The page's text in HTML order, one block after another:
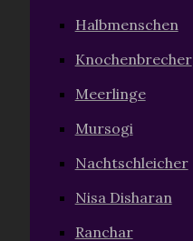
Halbmenschen
Knochenbrecher
Meerlinge
Mursogi
Nachtschleicher
Nisa Disharan
Ranchar